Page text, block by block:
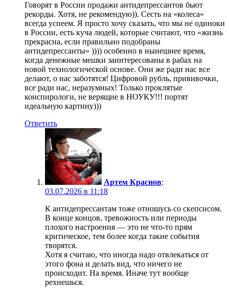
Говорят в России продажи антидепрессантов бьют
рекорды. Хотя, не рекомендую)). Сесть на «колеса»
всегда успеем. Я просто хочу сказать, что мы не одиноки
в России, есть куча людей, которые считают, что «жизнь
прекрасна, если правильно подобраны
антидепрессанты» )))) особенно в нынешнее время,
когда денежные мешки заинтересованы в рабах на
новой технологической основе. Они же ради нас все
делают, о нас заботятся! Цифровой рубль, прививочки,
все ради нас, неразумных! Только проклятые
конспирологи, не верящие в НОУКУ!!! портят
идеальную картину)))
Ответить
Артем Краснов:
03.07.2026 в 11:18
К антидепрессантам тоже отношусь со скепсисом.
В конце концов, тревожность или периоды
плохого настроения — это не что-то прям
критическое, тем более когда такие события
творятся.
Хотя я считаю, что иногда надо отвлекаться от
этого фона и делать вид, что ничего не
происходит. На время. Иначе тут вообще
рехнешься.